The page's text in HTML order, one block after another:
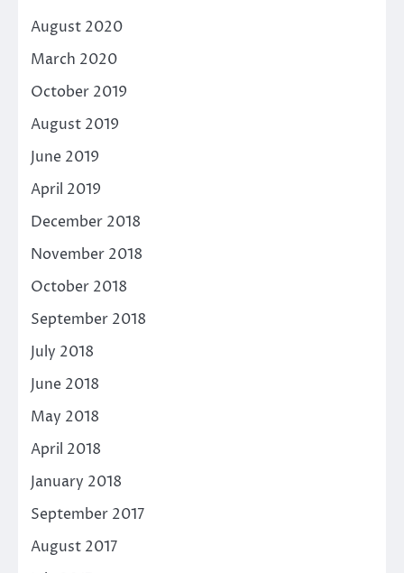
August 2020
March 2020
October 2019
August 2019
June 2019
April 2019
December 2018
November 2018
October 2018
September 2018
July 2018
June 2018
May 2018
April 2018
January 2018
September 2017
August 2017